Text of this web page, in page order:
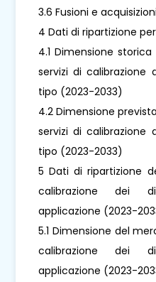
3.6 Fusioni e
4 Dati di ripartizione
4.1 Dimensione
servizi di calibrazione
tipo (2023-2033)
4.2 Dimensione
servizi di calibrazione
tipo (2023-2033)
5 Dati di ripartizione
calibrazione dei
applicazione (2023-
5.1 Dimensione del
calibrazione dei
applicazione (2023-